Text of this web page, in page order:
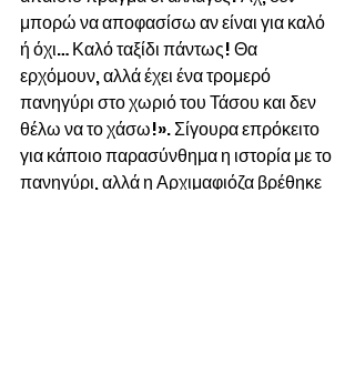
μπορώ να αποφασίσω αν είναι για καλό
ή όχι… Καλό ταξίδι πάντως! Θα
ερχόμουν, αλλά έχει ένα τρομερό
πανηγύρι στο χωριό του Τάσου και δεν
θέλω να το χάσω!». Σίγουρα επρόκειτο
για κάποιο παρασύνθημα η ιστορία με το
πανηγύρι, αλλά η Αρχιμαφιόζα βρέθηκε